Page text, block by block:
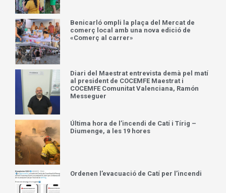
Benicarló ompli la plaça del Mercat de
comerç local amb una nova edició de
«Comerç al carrer»
Diari del Maestrat entrevista demà pel matí
al president de COCEMFE Maestrat i
COCEMFE Comunitat Valenciana, Ramón
Messeguer
Última hora de l’incendi de Catí i Tírig –
Diumenge, a les 19 hores
Ordenen l’evacuació de Catí per l’incendi